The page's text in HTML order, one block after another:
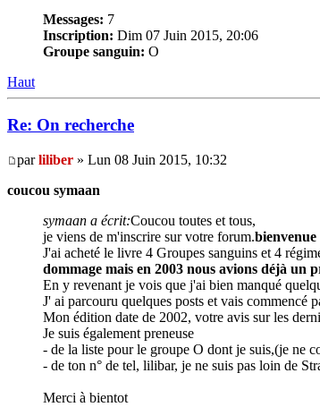
Messages: 7
Inscription: Dim 07 Juin 2015, 20:06
Groupe sanguin: O
Haut
Re: On recherche
parliliber » Lun 08 Juin 2015, 10:32
coucou symaan
symaan a écrit:Coucou toutes et tous,
je viens de m'inscrire sur votre forum.bienvenue
J'ai acheté le livre 4 Groupes sanguins et 4
dommage mais en 2003 nous avions déjà
En y revenant je vois que j'ai bien manqué
J' ai parcouru quelques posts et vais commencé
Mon édition date de 2002, votre avis sur les
Je suis également preneuse
- de la liste pour le groupe O dont je suis,(je ne
- de ton n° de tel, lilibar, je ne suis pas loin de
Merci à bientot